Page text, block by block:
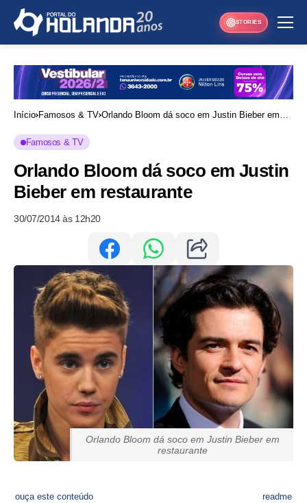
STORIES
Início Famosos & TV Orlando Bloom dá soco em Justin Bieber em
Famosos & TV
Orlando Bloom dá soco em Justin
Bieber em restaurante
30/07/2014 às 12h20
Orlando Bloom dá soco em Justin Bieber em
restaurante
ouça este conteúdo readme